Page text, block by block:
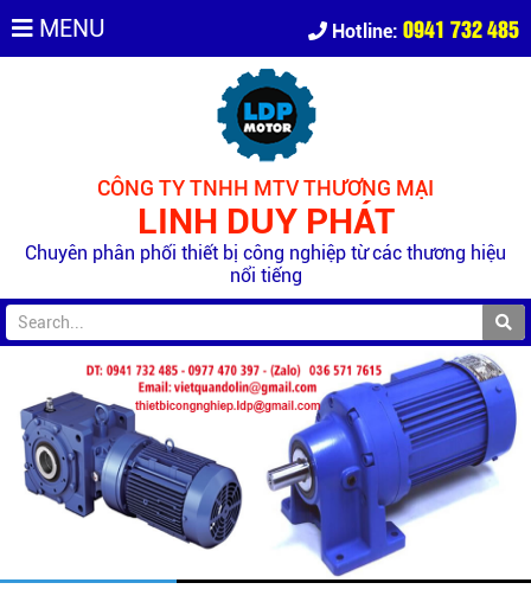
MENU Hotline: 0941 732 485
CÔNG TY TNHH MTV THƯƠNG MẠI
LINH DUY PHÁT
Chuyên phân phối thiết bị công nghiệp từ các thương hiệu
nổi tiếng